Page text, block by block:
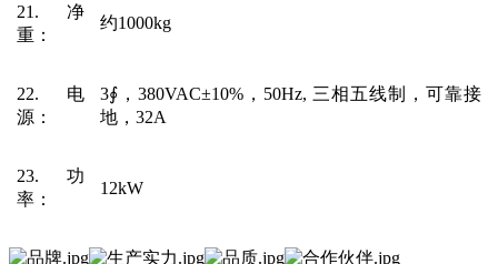
21.净
重 ：
约1000kg
22.电
源 ：
3∮，380VAC±10%，50Hz, 三相五线制，可靠接
地，32A
23.功
率 ：
12kW